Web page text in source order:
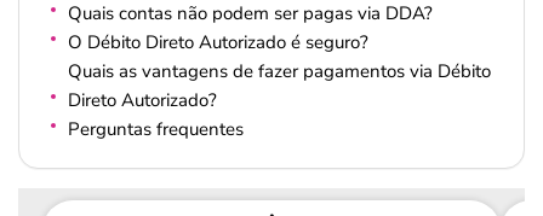
Quais contas não podem ser pagas via DDA?
O Débito Direto Autorizado é seguro?
Quais as vantagens de fazer pagamentos via Débito
Direto Autorizado?
Perguntas frequentes